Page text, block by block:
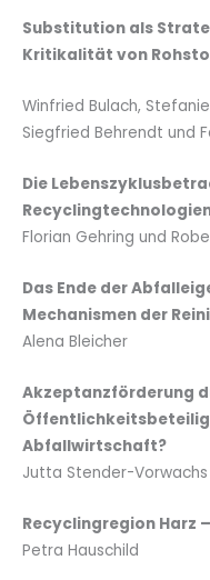
Substitution als
Kritikalität von
Winfried Bulach,
Siegfried Behrendt und
Die
Florian Gehring und
Das Ende der
Mechanismen der
Alena Bleicher
Akzeptanzförderung
Abfallwirtschaft?
Jutta Stender-Vorwachs
Recyclingregion Harz
Petra Hauschild